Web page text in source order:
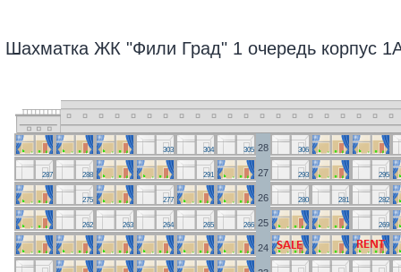
Шахматка ЖК "Фили Град" 1 очередь корпус
303 304 305 28 306
287 288 291 27 293 295
275 277 26 280 281 282
262 263 264 265 266 25 269
24